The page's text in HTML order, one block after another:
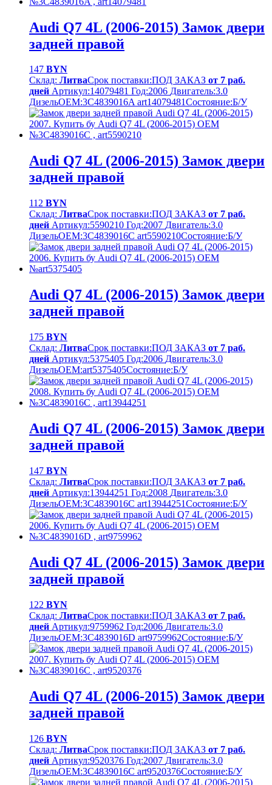
Audi Q7 4L (2006-2015) Замок двери
задней правой
147 BYN
Склад: ЛитваСрок поставки:ПОД ЗАКАЗ от 7 раб.
дней Артикул:14079481 Год:2006 Двигатель:3.0
ДизельOEM:3C4839016A art14079481Cостояние:Б/У
Audi Q7 4L (2006-2015) Замок двери
задней правой
112 BYN
Склад: ЛитваСрок поставки:ПОД ЗАКАЗ от 7 раб.
дней Артикул:5590210 Год:2007 Двигатель:3.0
ДизельOEM:3C4839016C art5590210Cостояние:Б/У
Audi Q7 4L (2006-2015) Замок двери
задней правой
175 BYN
Склад: ЛитваСрок поставки:ПОД ЗАКАЗ от 7 раб.
дней Артикул:5375405 Год:2006 Двигатель:3.0
ДизельOEM:art5375405Cостояние:Б/У
Audi Q7 4L (2006-2015) Замок двери
задней правой
147 BYN
Склад: ЛитваСрок поставки:ПОД ЗАКАЗ от 7 раб.
дней Артикул:13944251 Год:2008 Двигатель:3.0
ДизельOEM:3C4839016C art13944251Cостояние:Б/У
Audi Q7 4L (2006-2015) Замок двери
задней правой
122 BYN
Склад: ЛитваСрок поставки:ПОД ЗАКАЗ от 7 раб.
дней Артикул:9759962 Год:2006 Двигатель:3.0
ДизельOEM:3C4839016D art9759962Cостояние:Б/У
Audi Q7 4L (2006-2015) Замок двери
задней правой
126 BYN
Склад: ЛитваСрок поставки:ПОД ЗАКАЗ от 7 раб.
дней Артикул:9520376 Год:2007 Двигатель:3.0
ДизельOEM:3C4839016C art9520376Cостояние:Б/У